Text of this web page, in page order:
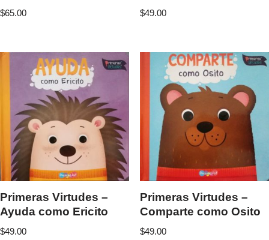
$65.00 $49.00
Primeras Virtudes –
Ayuda como Ericito
$49.00
Primeras Virtudes –
Comparte como Osito
$49.00